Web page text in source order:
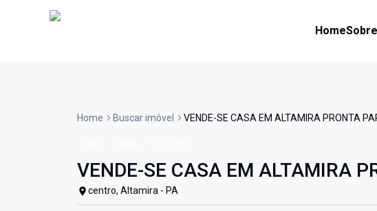
Home
Home Buscar imóvel VENDE-SE CASA EM ALTAMIRA PRONTA
VENDE-SE CASA EM ALTAMIRA
centro, Altamira - PA